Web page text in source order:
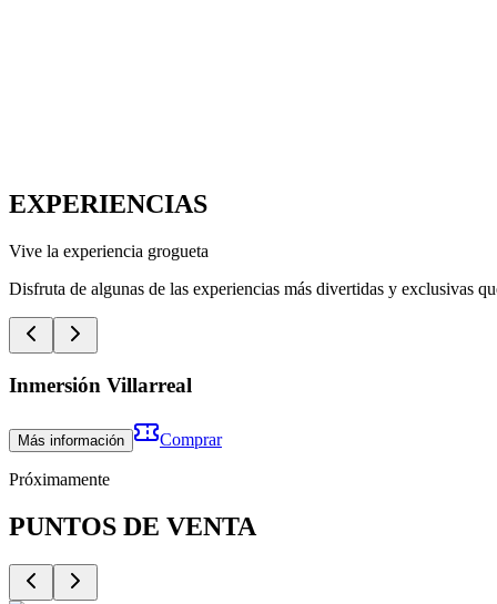
EXPERIENCIAS
Vive la experiencia grogueta
Disfruta de algunas de las experiencias más divertidas y exclusivas
Inmersión Villarreal
Más información Comprar
Próximamente
PUNTOS DE VENTA